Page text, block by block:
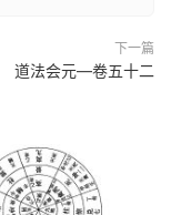
境潭洞龙神，限三
结冰，屑云雕雪。
蝗，肃清疵疠。
，臣下情不胜惶惧
下一篇
道法会元—卷五十二